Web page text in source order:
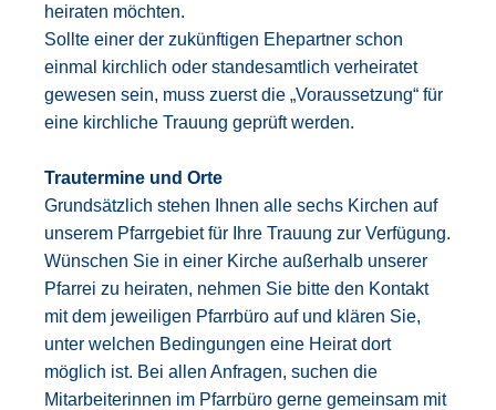
heiraten möchten.
Sollte einer der zukünftigen Ehepartner schon
einmal kirchlich oder standesamtlich verheiratet
gewesen sein, muss zuerst die „Voraussetzung“ für
eine kirchliche Trauung geprüft werden.
Trautermine und Orte
Grundsätzlich stehen Ihnen alle sechs Kirchen auf
unserem Pfarrgebiet für Ihre Trauung zur Verfügung.
Wünschen Sie in einer Kirche außerhalb unserer
Pfarrei zu heiraten, nehmen Sie bitte den Kontakt
mit dem jeweiligen Pfarrbüro auf und klären Sie,
unter welchen Bedingungen eine Heirat dort
möglich ist. Bei allen Anfragen, suchen die
Mitarbeiterinnen im Pfarrbüro gerne gemeinsam mit